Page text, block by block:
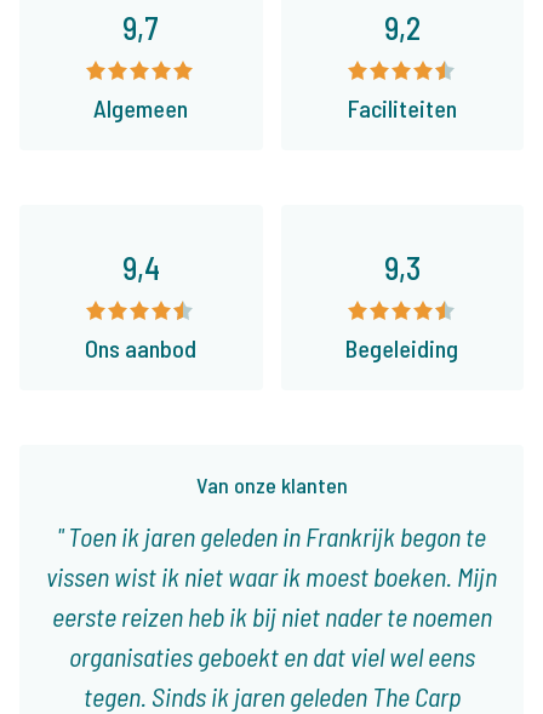
9,7
Algemeen
9,2
Faciliteiten
Van onze klanten
Toen ik jaren geleden in Frankrijk begon te
vissen wist ik niet waar ik moest boeken. Mijn
eerste reizen heb ik bij niet nader te noemen
organisaties geboekt en dat viel wel eens
tegen. Sinds ik jaren geleden The Carp
9,4
Ons aanbod
9,3
Begeleiding